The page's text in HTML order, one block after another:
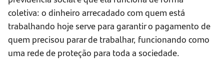
coletiva: o dinheiro arrecadado com quem está
trabalhando hoje serve para garantir o pagamento de
quem precisou parar de trabalhar, funcionando como
uma rede de proteção para toda a sociedade.